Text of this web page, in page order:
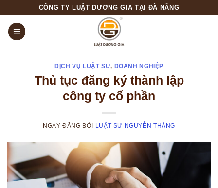
content
CÔNG TY LUẬT DƯƠNG GIA TẠI ĐÀ NẴNG
DỊCH VỤ LUẬT SƯ, DOANH NGHIỆP
Thủ tục đăng ký thành lập
công ty cổ phần
NGÀY ĐĂNG BỞI LUẬT SƯ NGUYỄN THẮNG